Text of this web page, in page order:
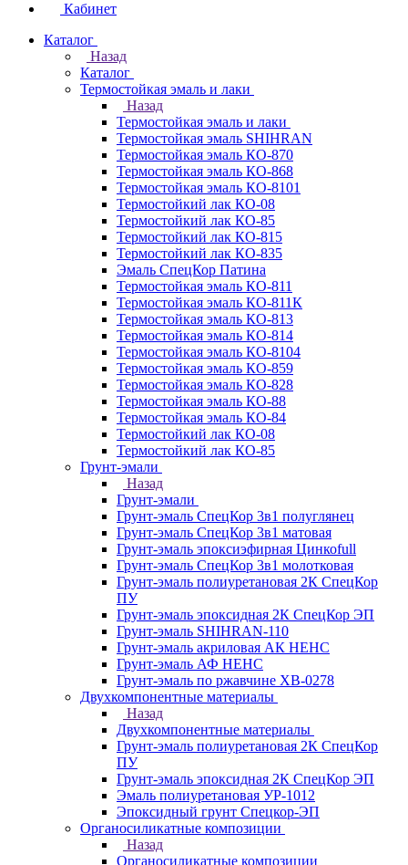
Кабинет
Каталог
Назад
Каталог
Термостойкая эмаль и лаки
Назад
Термостойкая эмаль и лаки
Термостойкая эмаль SHIHRAN
Термостойкая эмаль КО-870
Термостойкая эмаль КО-868
Термостойкая эмаль КО-8101
Термостойкий лак КО-08
Термостойкий лак КО-85
Термостойкий лак КО-815
Термостойкий лак КО-835
Эмаль СпецКор Патина
Термостойкая эмаль КО-811
Термостойкая эмаль КО-811К
Термостойкая эмаль КО-813
Термостойкая эмаль КО-814
Термостойкая эмаль КО-8104
Термостойкая эмаль КО-859
Термостойкая эмаль КО-828
Термостойкая эмаль КО-88
Термостойкая эмаль КО-84
Термостойкий лак КО-08
Термостойкий лак КО-85
Грунт-эмали
Назад
Грунт-эмали
Грунт-эмаль СпецКор 3в1 полуглянец
Грунт-эмаль СпецКор 3в1 матовая
Грунт-эмаль эпоксиэфирная Цинкоfull
Грунт-эмаль СпецКор 3в1 молотковая
Грунт-эмаль полиуретановая 2К СпецКор
ПУ
Грунт-эмаль эпоксидная 2К СпецКор ЭП
Грунт-эмаль SHIHRAN-110
Грунт-эмаль акриловая АК НЕНС
Грунт-эмаль АФ НЕНС
Грунт-эмаль по ржавчине ХВ-0278
Двухкомпонентные материалы
Назад
Двухкомпонентные материалы
Грунт-эмаль полиуретановая 2К СпецКор
ПУ
Грунт-эмаль эпоксидная 2К СпецКор ЭП
Эмаль полиуретановая УР-1012
Эпоксидный грунт Спецкор-ЭП
Органосиликатные композиции
Назад
Органосиликатные композиции